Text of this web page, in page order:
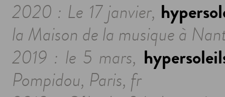
2020 : Le 17 janvier,
la Maison de la musique à
2019 : le 5 mars,
Pompidou, Paris, fr